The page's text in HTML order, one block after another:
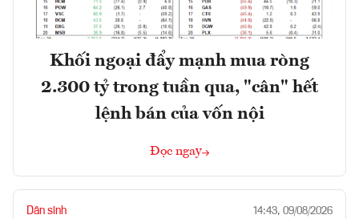
Khối ngoại đẩy mạnh mua ròng
2.300 tỷ trong tuần qua, "cân" hết
lệnh bán của vốn nội
Đọc ngay
Dân sinh 14:43, 09/08/2026